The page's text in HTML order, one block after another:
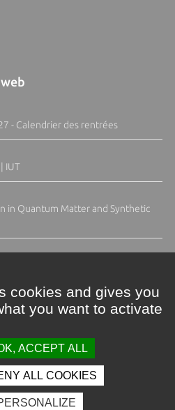
- Calendrier des rentrées
IUT
in Quantum Matter and Synthetic
presse Photothèque
cookies and gives you
you want to activate
ACCEPT ALL
ALL COOKIES